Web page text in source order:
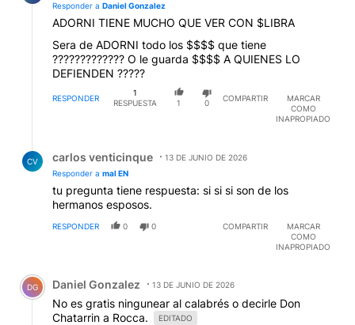
Responder a Daniel Gonzalez
ADORNI TIENE MUCHO QUE VER CON $LIBRA
Sera de ADORNI todo los $$$$ que tiene
????????????? O le guarda $$$$ A QUIENES LO
DEFIENDEN ?????
RESPONDER
1
RESPUESTA
1 0
COMPARTIR
MARCAR
COMO
INAPROPIADO
CV carlos venticinque
13 DE JUNIO DE 2026
Responder a mal EN
tu pregunta tiene respuesta: si si si son de los
hermanos esposos.
RESPONDER 0 0 COMPARTIR
MARCAR
COMO
INAPROPIADO
Comentario de Daniel Gonzalez.
DG Daniel Gonzalez 13 DE JUNIO DE 2026
No es gratis ningunear al calabrés o decirle Don
Chatarrin a Rocca.
EDITADO